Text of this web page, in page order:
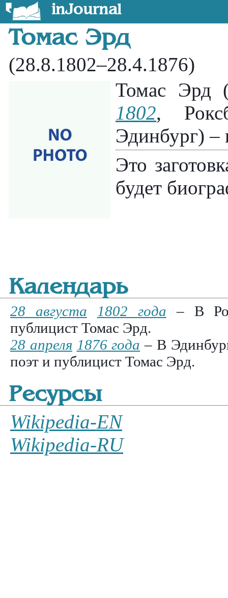
inJournal
Томас Эрд
(28.8.1802–28.4.1876)
Томас Эрд
1802,
Эдинбург) –
Это
будет
Календарь
28 августа 1802 года – В
публицист Томас Эрд.
28 апреля 1876 года – В
поэт и публицист Томас Эрд.
Ресурсы
Wikipedia-EN
Wikipedia-RU